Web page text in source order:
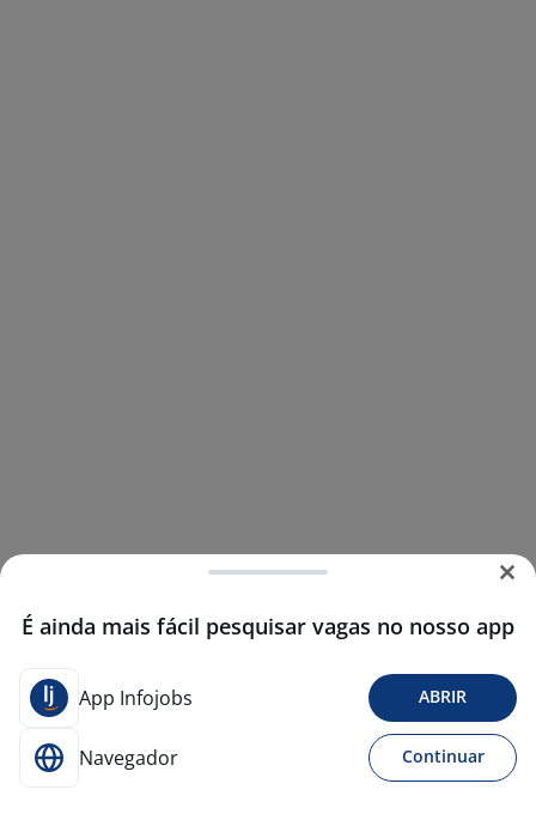
É ainda mais fácil pesquisar vagas no nosso app
App Infojobs ABRIR
Navegador Continuar